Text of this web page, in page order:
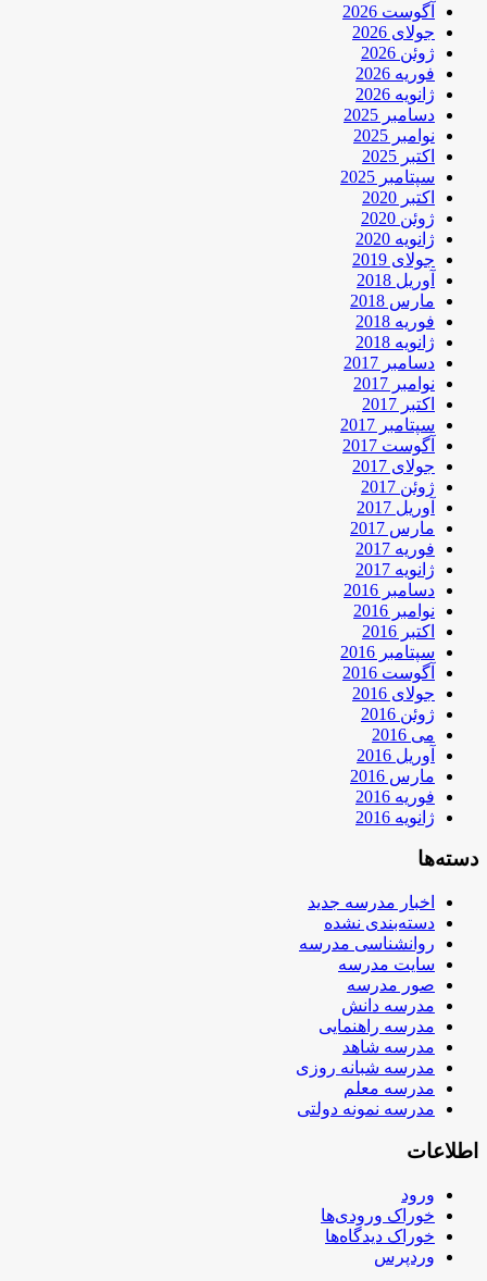
آگوست 2026
جولای 2026
ژوئن 2026
فوریه 2026
ژانویه 2026
دسامبر 2025
نوامبر 2025
اکتبر 2025
سپتامبر 2025
اکتبر 2020
ژوئن 2020
ژانویه 2020
جولای 2019
آوریل 2018
مارس 2018
فوریه 2018
ژانویه 2018
دسامبر 2017
نوامبر 2017
اکتبر 2017
سپتامبر 2017
آگوست 2017
جولای 2017
ژوئن 2017
آوریل 2017
مارس 2017
فوریه 2017
ژانویه 2017
دسامبر 2016
نوامبر 2016
اکتبر 2016
سپتامبر 2016
آگوست 2016
جولای 2016
ژوئن 2016
می 2016
آوریل 2016
مارس 2016
فوریه 2016
ژانویه 2016
دسته‌ها
اخبار مدرسه جدید
دسته‌بندی نشده
روانشناسی مدرسه
سایت مدرسه
صور مدرسه
مدرسه دانش
مدرسه راهنمایی
مدرسه شاهد
مدرسه شبانه روزی
مدرسه معلم
مدرسه نمونه دولتی
اطلاعات
ورود
خوراک ورودی‌ها
خوراک دیدگاه‌ها
وردپرس